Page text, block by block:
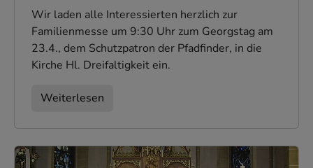
Wir laden alle Interessierten herzlich zur
Familienmesse um 9:30 Uhr zum Georgstag am
23.4., dem Schutzpatron der Pfadfinder, in die
Kirche Hl. Dreifaltigkeit ein.
Weiterlesen